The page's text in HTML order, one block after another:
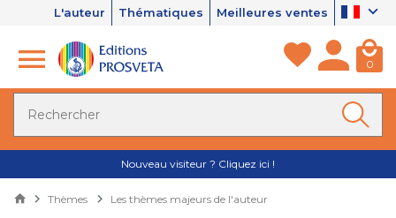
L'auteur Thématiques Meilleures ventes
0
Nouveau visiteur ? Cliquez ici !
Thèmes Les thèmes majeurs de l'auteur